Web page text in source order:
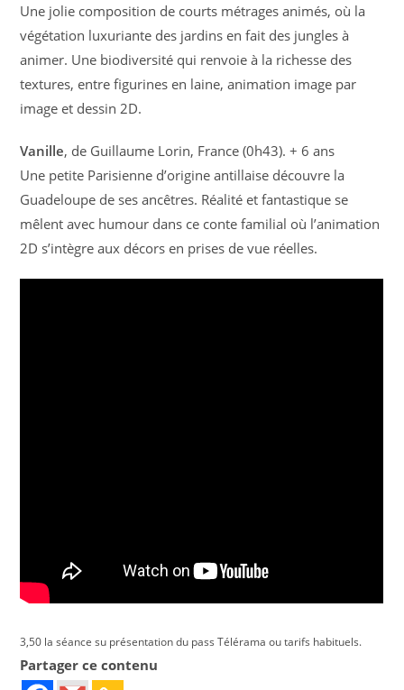
Une jolie composition de courts métrages animés, où la
végétation luxuriante des jardins en fait des jungles à
animer. Une biodiversité qui renvoie à la richesse des
textures, entre figurines en laine, animation image par
image et dessin 2D.
Vanille, de Guillaume Lorin, France (0h43). + 6 ans
Une petite Parisienne d’origine antillaise découvre la
Guadeloupe de ses ancêtres. Réalité et fantastique se
mêlent avec humour dans ce conte familial où l’animation
2D s’intègre aux décors en prises de vue réelles.
3,50 la séance su présentation du pass Télérama ou tarifs habituels.
Partager ce contenu